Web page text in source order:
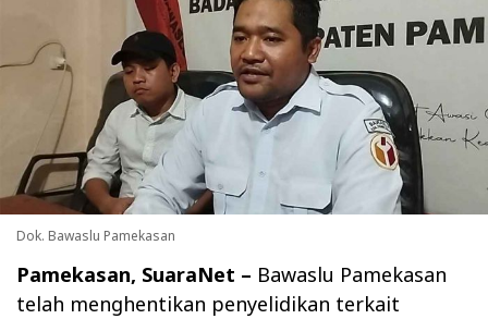
Dok. Bawaslu Pamekasan
Pamekasan, SuaraNet – Bawaslu Pamekasan
telah menghentikan penyelidikan terkait